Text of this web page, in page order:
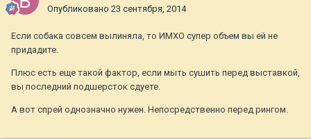
Опубликовано 23 сентября, 2014
Если собака совсем вылиняла, то ИМХО супер объем вы ей не
придадите.
Плюс есть еще такой фактор, если мыть сушить перед выставкой,
вы последний подшерсток сдуете.
А вот спрей однозначно нужен. Непосредственно перед рингом.